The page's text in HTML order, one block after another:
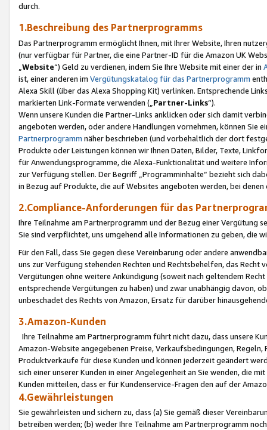
durch.
1.Beschreibung des Partnerprogramms
Das Partnerprogramm ermöglicht Ihnen, mit Ihrer Website, Ihren
(nur verfügbar für Partner, die eine Partner-ID für die Amazon UK
Website“) Geld zu verdienen, indem Sie Ihre Website mit einer der in
ist, einer anderen im Vergütungskatalog für das Partnerprogramm
Alexa Skill (über das Alexa Shopping Kit) verlinken. Entsprechende
markierten Link-Formate verwenden („ Partner-Links“).
Wenn unsere Kunden die Partner-Links anklicken oder sich damit
angeboten werden, oder andere Handlungen vornehmen, können Sie
Partnerprogramm näher beschrieben (und vorbehaltlich der dort
Produkte oder Leistungen können wir Ihnen Daten, Bilder, Texte,
für Anwendungsprogramme, die Alexa-Funktionalität und weitere
zur Verfügung stellen. Der Begriff „Programminhalte“ bezieht sich
in Bezug auf Produkte, die auf Websites angeboten werden, bei
2.Compliance-Anforderungen für das
Ihre Teilnahme am Partnerprogramm und der Bezug einer Vergütung
Sie sind verpflichtet, uns umgehend alle Informationen zu geben, die
Für den Fall, dass Sie gegen diese Vereinbarung oder andere
uns zur Verfügung stehenden Rechten und Rechtsbehelfen, das
Vergütungen ohne weitere Ankündigung (soweit nach geltendem
entsprechende Vergütungen zu haben) und zwar unabhängig davon,
unbeschadet des Rechts von Amazon, Ersatz für darüber
3.Amazon-Kunden
Ihre Teilnahme am Partnerprogramm führt nicht dazu, dass unsere
Amazon-Website angegebenen Preise, Verkaufsbedingungen,
Produktverkäufe für diese Kunden und können jederzeit geändert
sich einer unserer Kunden in einer Angelegenheit an Sie wenden, die
Kunden mitteilen, dass er für Kundenservice-Fragen den auf der
4.Gewährleistungen
Sie gewährleisten und sichern zu, dass (a) Sie gemäß dieser
betreiben werden; (b) weder Ihre Teilnahme am Partnerprogramm